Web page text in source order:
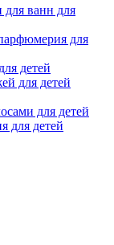
для ванн для
для
детей
для детей
для детей
для детей